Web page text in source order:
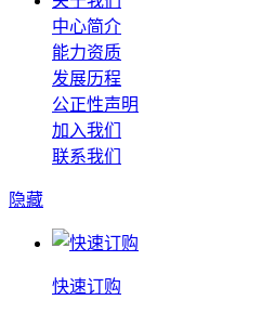
中心简介
能力资质
发展历程
公正性声明
加入我们
联系我们
隐藏
快速订购